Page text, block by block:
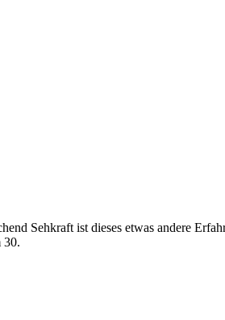
Sehkraft ist dieses etwas andere
30.